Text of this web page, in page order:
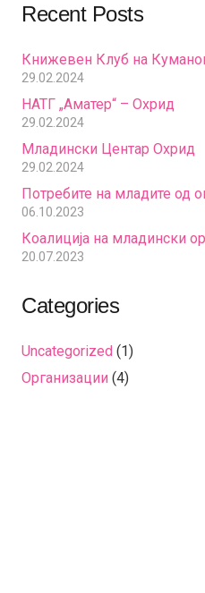
Recent Posts
Книжевен Клуб на
29.02.2024
НАТГ „Аматер“ – Охрид
29.02.2024
Младински Центар Охрид
29.02.2024
Потребите на младите од
06.10.2023
Коалиција на младински
20.07.2023
Categories
Uncategorized (1)
Организации (4)